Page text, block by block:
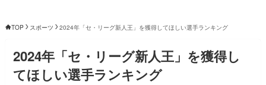
TOP スポーツ 2024年「セ・リーグ新人王」を獲得してほしい選手ランキング
2024年「セ・リーグ新人王」を獲得し
てほしい選手ランキング